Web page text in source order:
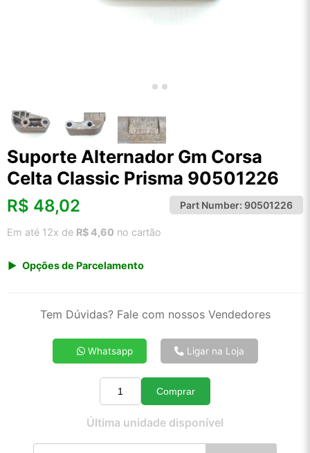
Suporte Alternador Gm Corsa
Celta Classic Prisma 90501226
R$ 48,02 Part Number: 90501226
Em até 12x de R$ 4,60 no cartão
Opções de Parcelamento
2x de R$ 25,74
4x de R$ 13,06
5x de R$ 10,52
10x de R$ 5,44
Tem Dúvidas? Fale com nossos Vendedores
Whatsapp Ligar na Loja
Quantidade
Comprar
Última unidade disponível